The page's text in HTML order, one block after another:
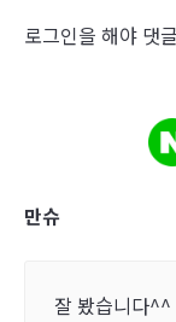
로그인을 해야 댓
만슈
잘 봤습니다^^